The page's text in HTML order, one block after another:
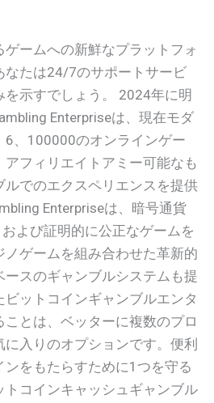
ームへの新鮮なプラットフォ
なたは24/7のサポートサービ
示すでしょう。 2024年に明
Enterpriseは、現在モダ
6、100000のオンラインゲー
フィリエイトアミー可能なも
でのエクスペリエンスを提供
Enterpriseは、暗号通貨
よび証明的に公正なゲームを
ゲームを組み合わせた革新的
スのギャンブルシステムも提
ットコインギャンブルエンタ
とは、ベッターに複数のプロ
入りのオプションです。便利
をもたらすために1つを守る
トコインキャッシュギャンブル